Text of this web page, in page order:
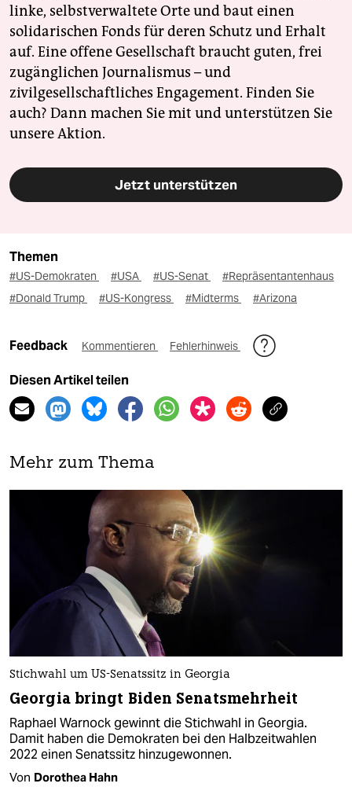
linke, selbstverwaltete Orte und baut einen
solidarischen Fonds für deren Schutz und Erhalt
auf. Eine offene Gesellschaft braucht guten, frei
zugänglichen Journalismus – und
zivilgesellschaftliches Engagement. Finden Sie
auch? Dann machen Sie mit und unterstützen Sie
unsere Aktion.
Jetzt unterstützen
Themen
#US-Demokraten #USA #US-Senat
#Repräsentantenhaus
#Donald Trump
#US-Kongress #Midterms #Arizona
Feedback Kommentieren Fehlerhinweis
Diesen Artikel teilen
Mehr zum Thema
Stichwahl um US-Senatssitz in Georgia
Georgia bringt Biden Senatsmehrheit
Raphael Warnock gewinnt die Stichwahl in Georgia.
Damit haben die Demokraten bei den Halbzeitwahlen
2022 einen Senatssitz hinzugewonnen.
Von Dorothea Hahn